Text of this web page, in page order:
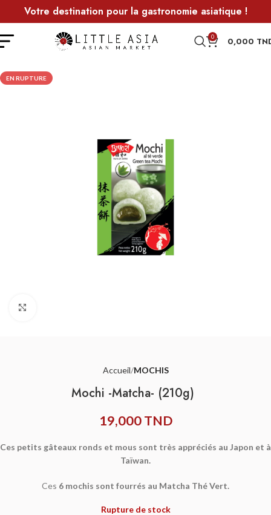
Votre destination pour la gastronomie asiatique !
0 0,000
EN RUPTURE
Accueil MOCHIS
Mochi -Matcha- (210g)
19,000TND
Ces petits gâteaux ronds et mous sont très appréciés au Japon et à
Taïwan.
Ces 6 mochis sont fourrés au Matcha Thé Vert.
Rupture de stock